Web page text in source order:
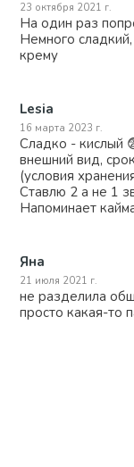
23 октября 2021 г.
На один раз
Немного
крему
Lesia
16 марта 2023 г.
Сладко - кислый
внешний вид,
(условия
Ставлю 2 а не 1
Напоминает
Яна
21 июля 2021 г.
не разделила
просто какая-то